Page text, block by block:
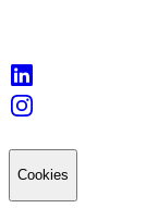
Cookies